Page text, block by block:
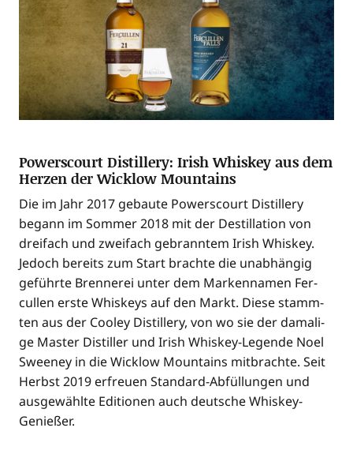
Powerscourt Distillery: Irish Whiskey aus dem
Herzen der Wicklow Mountains
Die im Jahr 2017 gebau­te Powers­court Distil­lery
begann im Som­mer 2018 mit der Destil­la­ti­on von
drei­fach und zwei­fach gebrann­tem Irish Whis­key.
Jedoch bereits zum Start brach­te die unab­hän­gig
geführ­te Bren­ne­rei unter dem Mar­ken­na­men Fer­
cul­len ers­te Whis­keys auf den Markt. Die­se stamm­
ten aus der Coo­ley Distil­lery, von wo sie der dama­li­
ge Mas­ter Distil­ler und Irish Whis­key-Legen­de Noel
Sweeney in die Wick­low Moun­ta­ins mit­brach­te. Seit
Herbst 2019 erfreu­en Stan­dard-Abfül­lun­gen und
aus­ge­wähl­te Edi­tio­nen auch deut­sche Whiskey-
Genießer.